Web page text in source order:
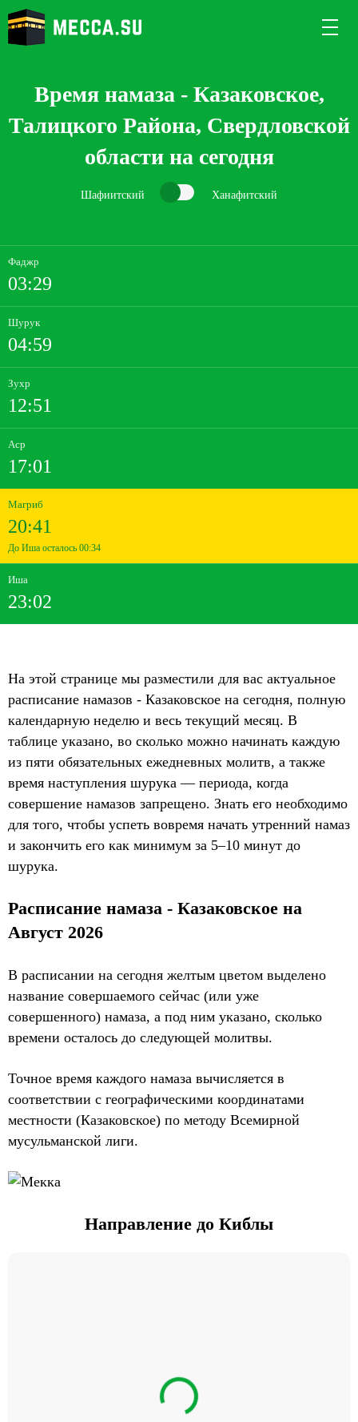
Время намаза - Казаковское,
Талицкого Района, Свердловской
области на сегодня
Шафиитский Ханафитский
Фаджр
03:29
Шурук
04:59
Зухр
12:51
Аср
17:01
Магриб
20:41
До Иша осталось 00:34
Иша
23:02
На этой странице мы разместили для вас актуальное
расписание намазов - Казаковское на сегодня, полную
календарную неделю и весь текущий месяц. В
таблице указано, во сколько можно начинать каждую
из пяти обязательных ежедневных молитв, а также
время наступления шурука — периода, когда
совершение намазов запрещено. Знать его необходимо
для того, чтобы успеть вовремя начать утренний намаз
и закончить его как минимум за 5–10 минут до
шурука.
Расписание намаза - Казаковское на
Август 2026
В расписании на сегодня желтым цветом выделено
название совершаемого сейчас (или уже
совершенного) намаза, а под ним указано, сколько
времени осталось до следующей молитвы.
Точное время каждого намаза вычисляется в
соответствии с географическими координатами
местности (Казаковское) по методу Всемирной
мусульманской лиги.
Направление до Киблы